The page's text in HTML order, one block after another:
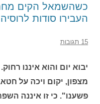
כשהשמאל הקים
העבירו סודות לרוסיה
15 תגובות
יבוא יום והוא איננו
מצפון, יקום ויכה על
פשענו". כי זו איננה